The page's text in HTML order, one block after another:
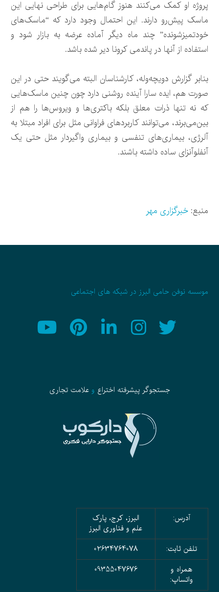
پروژه او کمک می‌کنند هنوز گام‌هایی برای طراحی نهایی این
ماسک پیش‌رو دارند. این احتمال وجود دارد که “ماسک‌های
خودتمیزشونده” چند ماه دیگر آماده عرضه به بازار شود و
استفاده از آنها در پاندمی کرونا دیر شده باشد.
بنابر گزارش دویچه‌وله، کارشناسان البته می‌گویند حتی در این
صورت هم، ایده سارا آینده روشنی دارد چون چنین ماسک‌هایی
که نه تنها ذرات معلق بلکه باکتری‌ها و ویروس‌ها را هم از
بین‌می‌برند، می‌توانند کاربردهای فراوانی مثل برای افراد مبتلا به
آلرژی، بیماری‌های تنفسی و بیماری واگیردار مثل حتی یک
آنفلوآنزای ساده داشته باشند.
منبع:خبرگزاری مهر
موسسه نوفن حامی البرز در شبکه های اجتماعی
جستجوگر پیشرفته اختراع وعلامت تجاری
آدرس:
البرز، کرج، پارک
علم و فناوری البرز
تلفن ثابت:
02634764078
همراه و
واتساپ:
09355047676